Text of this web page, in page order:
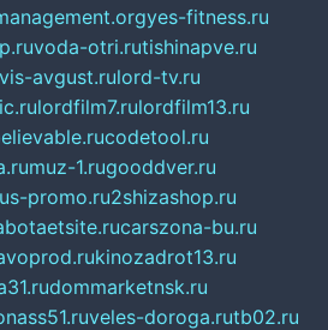
yes-fitness.ru
voda-otri.rutishinapve.ru
avgust.rulord-tv.ru
lordfilm7.rulordfilm13.ru
codetool.ru
muz-1.rugooddver.ru
promo.ru2shizashop.ru
carszona-bu.ru
kinozadrot13.ru
dommarketnsk.ru
veles-doroga.rutb02.ru